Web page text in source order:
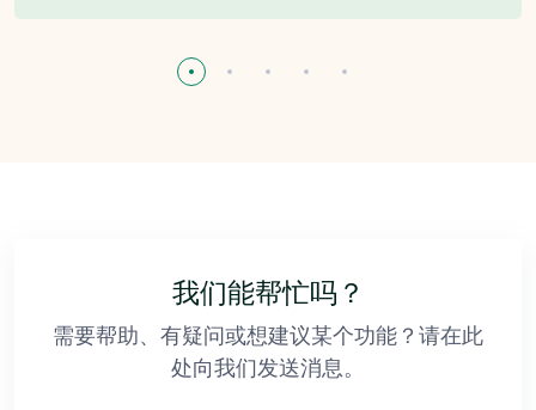
我们能帮忙吗？
需要帮助、有疑问或想建议某个功能？请在此
处向我们发送消息。